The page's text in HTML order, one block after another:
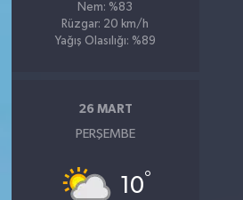
Nem: %83
Rüzgar: 20 km/h
Yağış Olasılığı: %89
26 MART
PERŞEMBE
10°